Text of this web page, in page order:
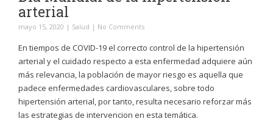
arterial
mayo 15, 2020 | Salud | No Comments
En tiempos de COVID-19 el correcto control de la hipertensión
arterial y el cuidado respecto a esta enfermedad adquiere aún
más relevancia, la población de mayor riesgo es aquella que
padece enfermedades cardiovasculares, sobre todo
hipertensión arterial, por tanto, resulta necesario reforzar más
las estrategias de intervencion en esta temática.